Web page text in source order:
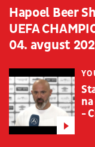
Hapoel Beer
UEFA
04. avgust
-